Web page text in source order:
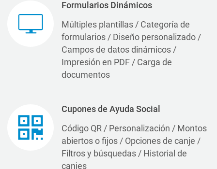
Formularios Dinámicos
Múltiples plantillas / Categoría de
formularios / Diseño personalizado /
Campos de datos dinámicos /
Impresión en PDF / Carga de
documentos
Cupones de Ayuda Social
Código QR / Personalización / Montos
abiertos o fijos / Opciones de canje /
Filtros y búsquedas / Historial de
canjes